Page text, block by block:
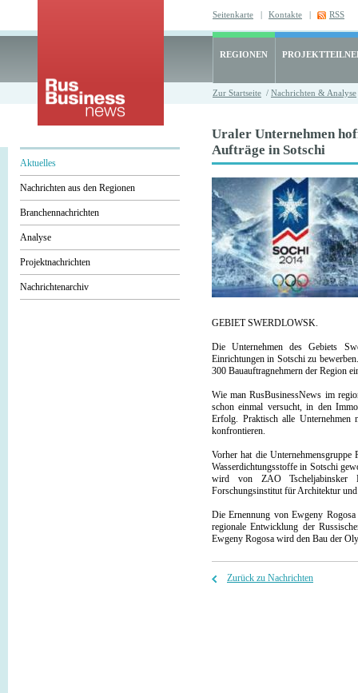
Seitenkarte | Kontakte | RSS
REGIONEN
Zur Startseite / Nachrichten & Analyse
Aktuelles
Nachrichten aus den Regionen
Branchennachrichten
Analyse
Projektnachrichten
Nachrichtenarchiv
Uraler Unternehmen
Aufträge in Sotschi
GEBIET SWERDLOWSK.
Die Unternehmen des Gebiets
Einrichtungen in Sotschi zu
300 Bauauftragnehmern der Region
Wie man RusBusinessNews im
schon einmal versucht, in den
Erfolg. Praktisch alle Unternehmen
konfrontieren.
Vorher hat die
Wasserdichtungsstoffe in Sotschi
wird von ZAO Tscheljabinsker
Forschungsinstitut für Architektur
Die Ernennung von Ewgeny
regionale Entwicklung der
Ewgeny Rogosa wird den Bau der
Zurück zu Nachrichten